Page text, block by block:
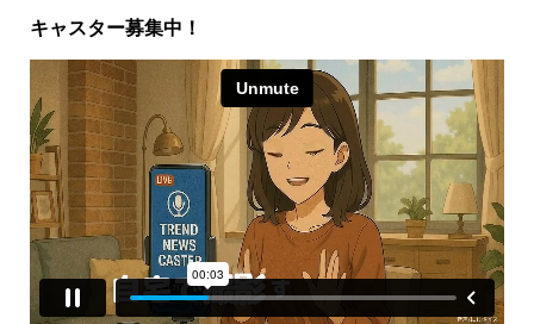
キャスター募集中！